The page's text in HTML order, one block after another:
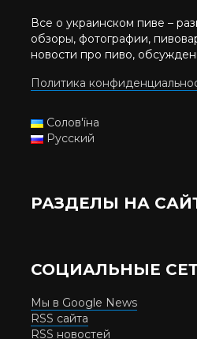
Все о украинском пиве –
обзоры, фотографии,
новости про пиво,
Политика
Солов'їна
Русский
РАЗДЕЛЫ НА
СОЦИАЛЬНЫЕ
Мы в Google News
RSS сайта
RSS новостей